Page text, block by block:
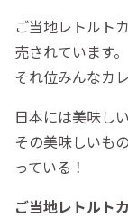
ご当地レトルト
売されています。
それ位みんなカ
日本には美味し
その美味しいも
っている！
ご当地レトルト